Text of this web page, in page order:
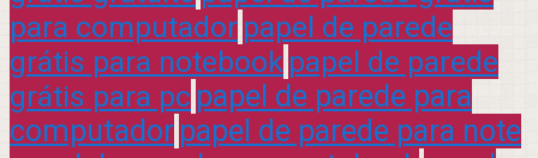
para computador papel de parede
grátis para notebook papel de parede
grátis para pc papel de parede para
computador papel de parede para note